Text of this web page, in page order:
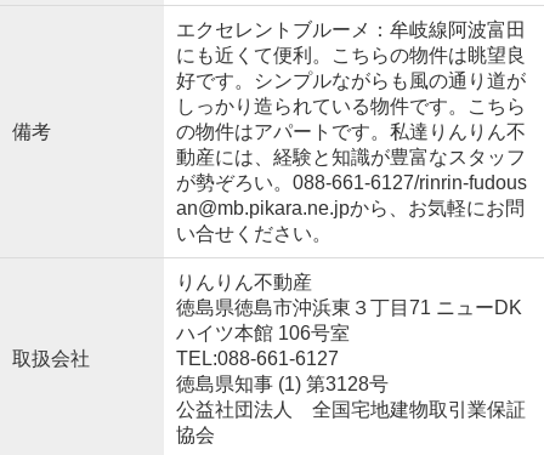
備考
エクセレントブルーメ：牟岐線阿波富田
にも近くて便利。こちらの物件は眺望良
好です。シンプルながらも風の通り道が
しっかり造られている物件です。こちら
の物件はアパートです。私達りんりん不
動産には、経験と知識が豊富なスタッフ
が勢ぞろい。088-661-6127/rinrin-fudous
an@mb.pikara.ne.jpから、お気軽にお問
い合せください。
取扱会社
りんりん不動産
徳島県徳島市沖浜東３丁目71 ニューDK
ハイツ本館 106号室
TEL:088-661-6127
徳島県知事 (1) 第3128号
公益社団法人 全国宅地建物取引業保証
協会